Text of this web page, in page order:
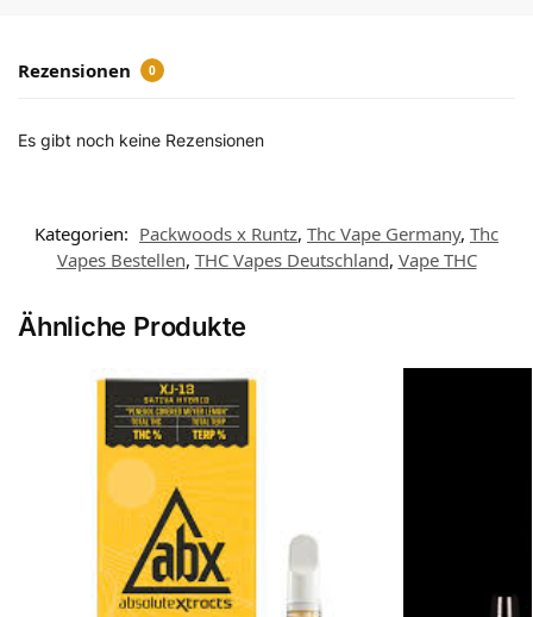
Rezensionen 0
Es gibt noch keine Rezensionen
Kategorien: Packwoods x Runtz, Thc Vape Germany, Thc
Vapes Bestellen, THC Vapes Deutschland, Vape THC
Ähnliche Produkte